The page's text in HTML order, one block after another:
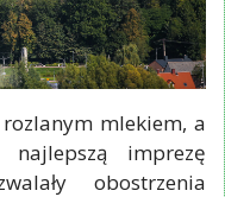
mlekiem, a
imprezę
obostrzenia